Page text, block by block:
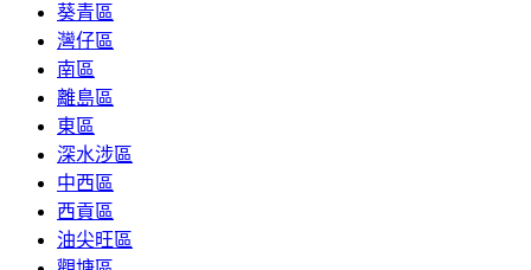
葵青區
灣仔區
南區
離島區
東區
深水涉區
中西區
西貢區
油尖旺區